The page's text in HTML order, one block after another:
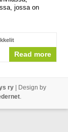
jossa on
Read more
ry| Design by
.